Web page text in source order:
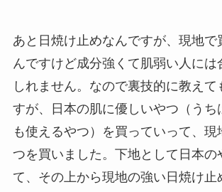
あと日焼け止めなんですが、現地で
んですけど成分強くて肌弱い人には
しれません。なので裏技的に教えて
すが、日本の肌に優しいやつ（うち
も使えるやつ）を買っていって、現
つを買いました。下地として日本の
て、その上から現地の強い日焼け止